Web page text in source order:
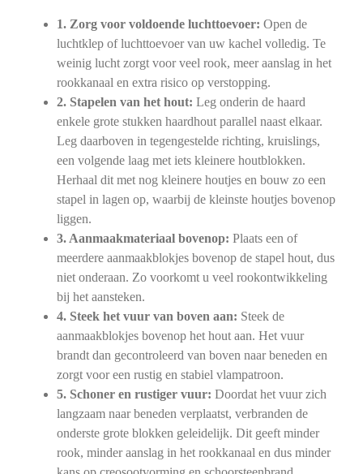
1. Zorg voor voldoende luchttoevoer: Open de
luchtklep of luchttoevoer van uw kachel volledig. Te
weinig lucht zorgt voor veel rook, meer aanslag in het
rookkanaal en extra risico op verstopping.
2. Stapelen van het hout: Leg onderin de haard
enkele grote stukken haardhout parallel naast elkaar.
Leg daarboven in tegengestelde richting, kruislings,
een volgende laag met iets kleinere houtblokken.
Herhaal dit met nog kleinere houtjes en bouw zo een
stapel in lagen op, waarbij de kleinste houtjes bovenop
liggen.
3. Aanmaakmateriaal bovenop: Plaats een of
meerdere aanmaakblokjes bovenop de stapel hout, dus
niet onderaan. Zo voorkomt u veel rookontwikkeling
bij het aansteken.
4. Steek het vuur van boven aan: Steek de
aanmaakblokjes bovenop het hout aan. Het vuur
brandt dan gecontroleerd van boven naar beneden en
zorgt voor een rustig en stabiel vlampatroon.
5. Schoner en rustiger vuur: Doordat het vuur zich
langzaam naar beneden verplaatst, verbranden de
onderste grote blokken geleidelijk. Dit geeft minder
rook, minder aanslag in het rookkanaal en dus minder